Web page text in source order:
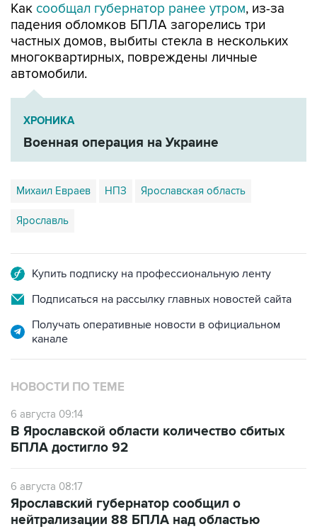
Как сообщал губернатор ранее утром, из-за
падения обломков БПЛА загорелись три
частных домов, выбиты стекла в нескольких
многоквартирных, повреждены личные
автомобили.
ХРОНИКА
Военная операция на Украине
Михаил Евраев НПЗ Ярославская область
Ярославль
Купить подписку на профессиональную ленту
Подписаться на рассылку главных новостей сайта
Получать оперативные новости в официальном
канале
НОВОСТИ ПО ТЕМЕ
6 августа 09:14
В Ярославской области количество сбитых
БПЛА достигло 92
6 августа 08:17
Ярославский губернатор сообщил о
нейтрализации 88 БПЛА над областью